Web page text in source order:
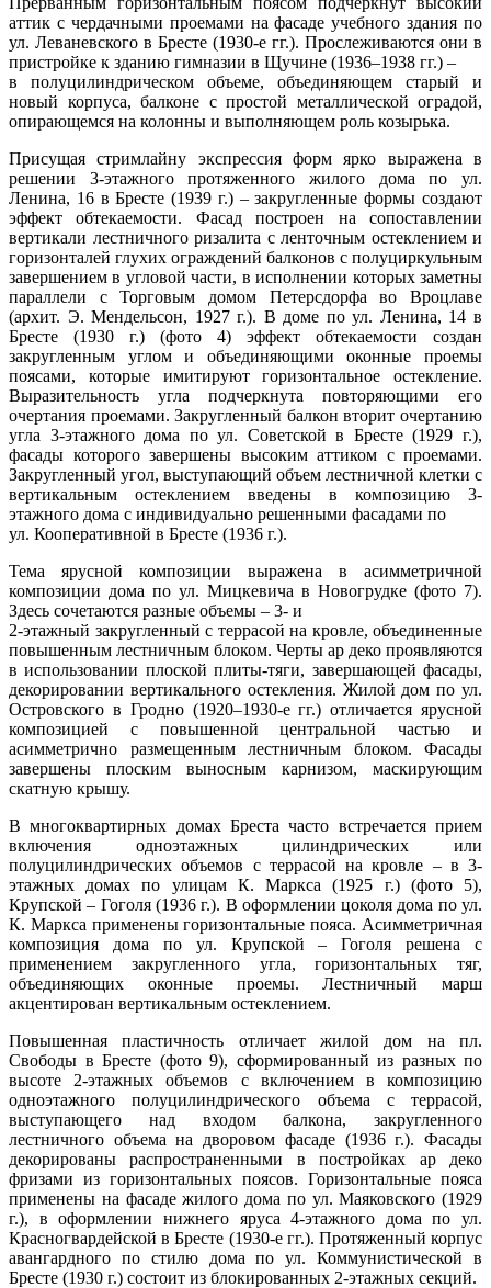
аттик с чердачными проемами на фасаде учебного здания по
ул. Леваневского в Бресте (1930-е гг.). Прослеживаются они в
пристройке к зданию гимназии в Щучине (1936–1938 гг.) –
в полуцилиндрическом объеме, объединяющем старый и
новый корпуса, балконе с простой металлической оградой,
опирающемся на колонны и выполняющем роль козырька.
Присущая стримлайну экспрессия форм ярко выражена в
решении 3-этажного протяженного жилого дома по ул.
Ленина, 16 в Бресте (1939 г.) – закругленные формы создают
эффект обтекаемости. Фасад построен на сопоставлении
вертикали лестничного ризалита с ленточным остеклением и
горизонталей глухих ограждений балконов с полуциркульным
завершением в угловой части, в исполнении которых заметны
параллели с Торговым домом Петерсдорфа во Вроцлаве
(архит. Э. Мендельсон, 1927 г.). В доме по ул. Ленина, 14 в
Бресте (1930 г.) (фото 4) эффект обтекаемости создан
закругленным углом и объединяющими оконные проемы
поясами, которые имитируют горизонтальное остекление.
Выразительность угла подчеркнута повторяющими его
очертания проемами. Закругленный балкон вторит очертанию
угла 3-этажного дома по ул. Советской в Бресте (1929 г.),
фасады которого завершены высоким аттиком с проемами.
Закругленный угол, выступающий объем лестничной клетки с
вертикальным остеклением введены в композицию 3-
этажного дома с индивидуально решенными фасадами по
ул. Кооперативной в Бресте (1936 г.).
Тема ярусной композиции выражена в асимметричной
композиции дома по ул. Мицкевича в Новогрудке (фото 7).
Здесь сочетаются разные объемы – 3- и
2-этажный закругленный с террасой на кровле, объединенные
повышенным лестничным блоком. Черты ар деко проявляются
в использовании плоской плиты-тяги, завершающей фасады,
декорировании вертикального остекления. Жилой дом по ул.
Островского в Гродно (1920–1930-е гг.) отличается ярусной
композицией с повышенной центральной частью и
асимметрично размещенным лестничным блоком. Фасады
завершены плоским выносным карнизом, маскирующим
скатную крышу.
В многоквартирных домах Бреста часто встречается прием
включения одноэтажных цилиндрических или
полуцилиндрических объемов с террасой на кровле – в 3-
этажных домах по улицам К. Маркса (1925 г.) (фото 5),
Крупской – Гоголя (1936 г.). В оформлении цоколя дома по ул.
К. Маркса применены горизонтальные пояса. Асимметричная
композиция дома по ул. Крупской – Гоголя решена с
применением закругленного угла, горизонтальных тяг,
объединяющих оконные проемы. Лестничный марш
акцентирован вертикальным остеклением.
Повышенная пластичность отличает жилой дом на пл.
Свободы в Бресте (фото 9), сформированный из разных по
высоте 2-этажных объемов с включением в композицию
одноэтажного полуцилиндрического объема с террасой,
выступающего над входом балкона, закругленного
лестничного объема на дворовом фасаде (1936 г.). Фасады
декорированы распространенными в постройках ар деко
фризами из горизонтальных поясов. Горизонтальные пояса
применены на фасаде жилого дома по ул. Маяковского (1929
г.), в оформлении нижнего яруса 4-этажного дома по ул.
Красногвардейской в Бресте (1930-е гг.). Протяженный корпус
авангардного по стилю дома по ул. Коммунистической в
Бресте (1930 г.) состоит из блокированных 2-этажных секций.